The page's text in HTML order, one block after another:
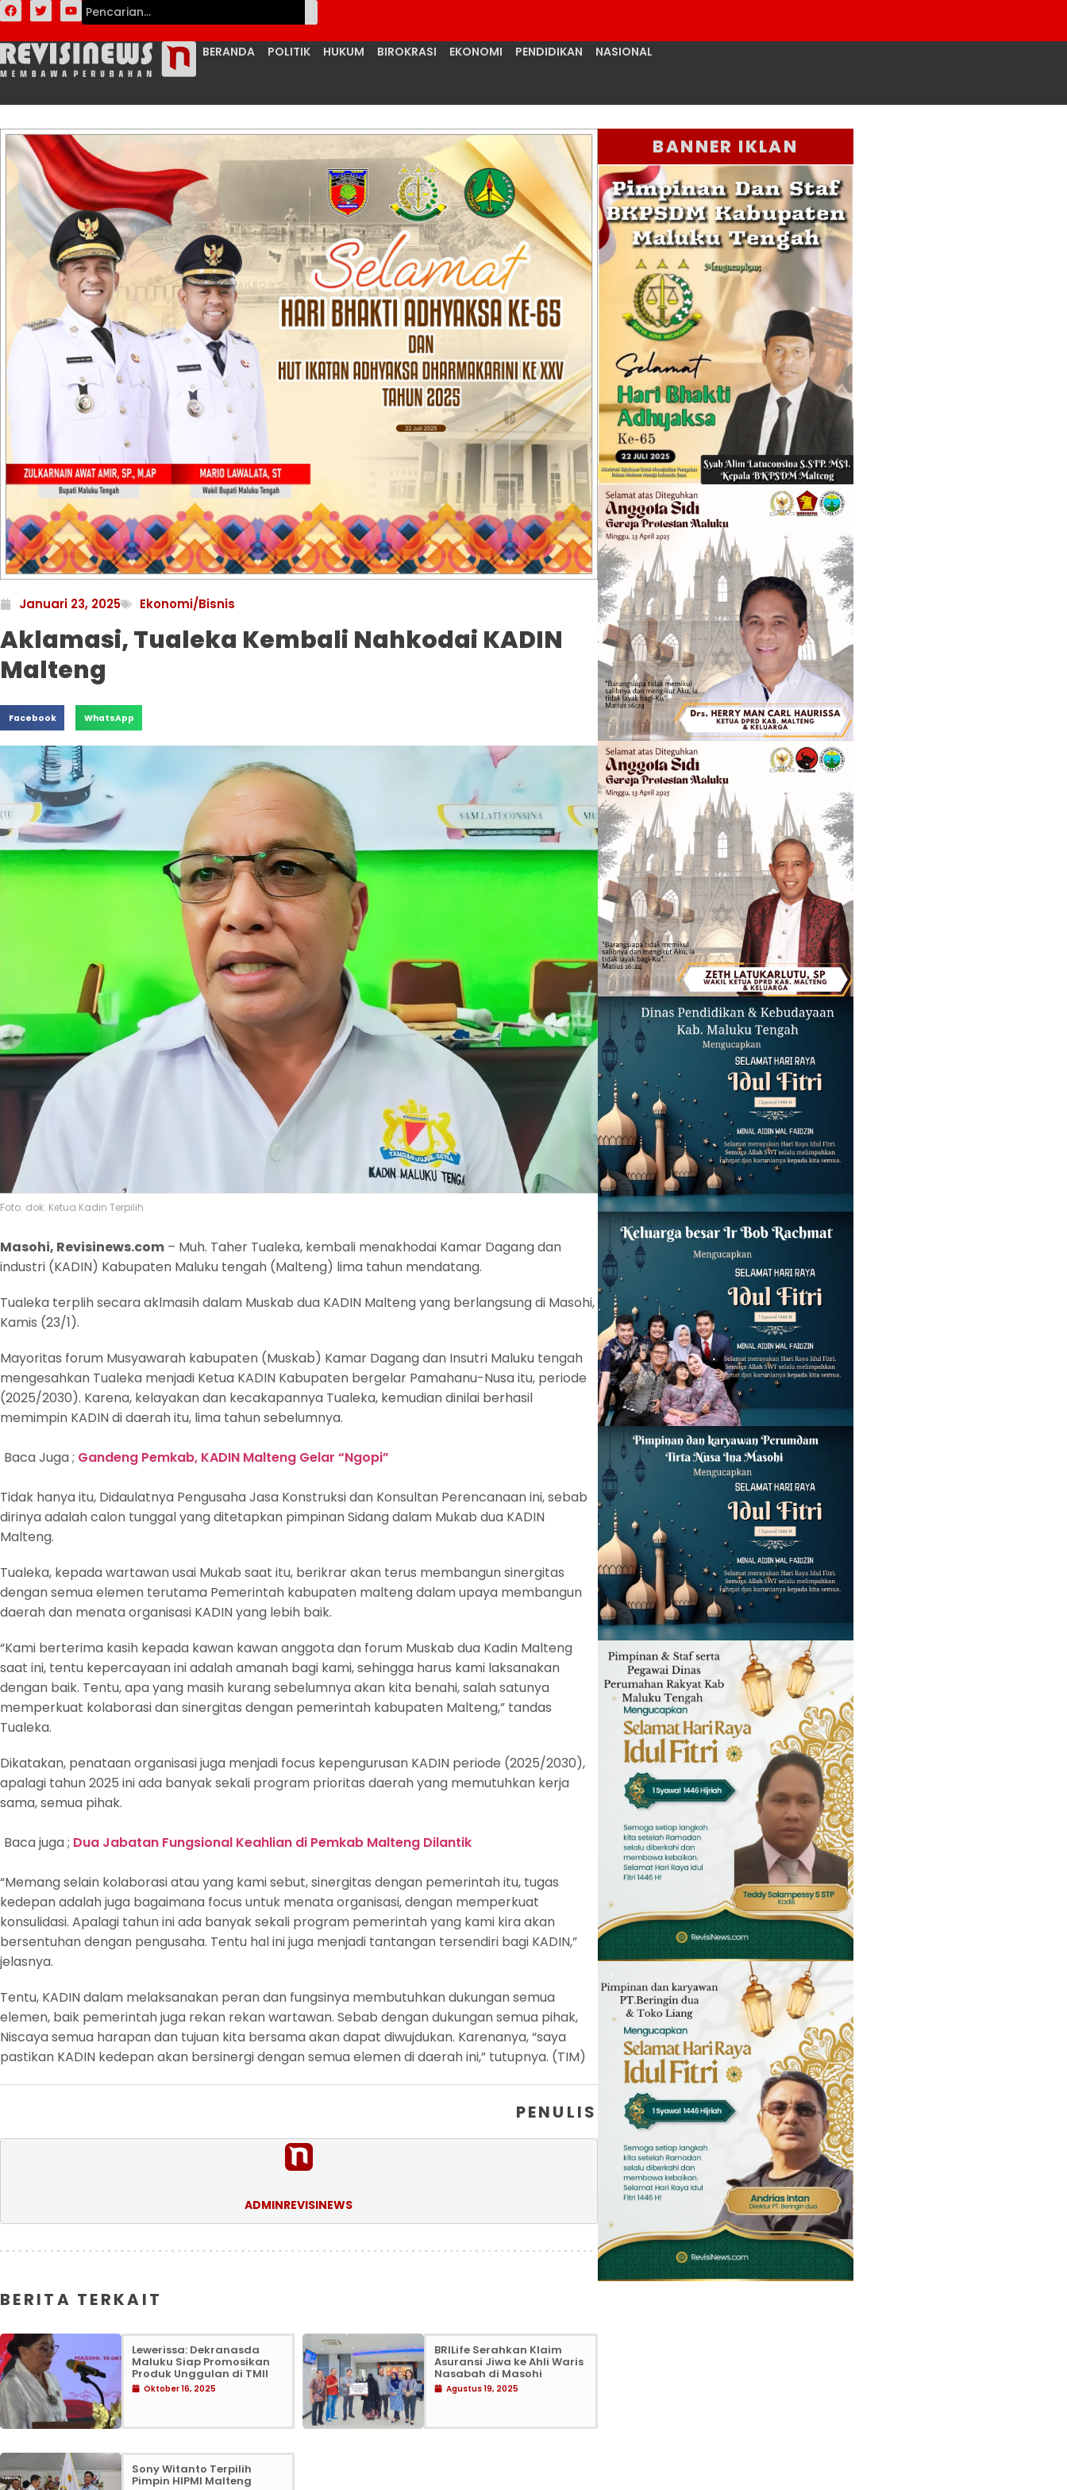
BERANDA POLITIK HUKUM BIROKRASI EKONOMI PENDIDIKAN NASIONAL
Januari 23, 2025 Ekonomi/Bisnis
Aklamasi, Tualeka Kembali Nahkodai KADIN
Malteng
Facebook WhatsApp
Foto. dok. Ketua Kadin Terpilih
Masohi, Revisinews.com – Muh. Taher Tualeka, kembali menakhodai Kamar Dagang dan
industri (KADIN) Kabupaten Maluku tengah (Malteng) lima tahun mendatang.
Tualeka terplih secara aklmasih dalam Muskab dua KADIN Malteng yang berlangsung di Masohi,
Kamis (23/1).
Mayoritas forum Musyawarah kabupaten (Muskab) Kamar Dagang dan Insutri Maluku tengah
mengesahkan Tualeka menjadi Ketua KADIN Kabupaten bergelar Pamahanu-Nusa itu, periode
(2025/2030). Karena, kelayakan dan kecakapannya Tualeka, kemudian dinilai berhasil
memimpin KADIN di daerah itu, lima tahun sebelumnya.
Baca Juga ; Gandeng Pemkab, KADIN Malteng Gelar “Ngopi”
Tidak hanya itu, Didaulatnya Pengusaha Jasa Konstruksi dan Konsultan Perencanaan ini, sebab
dirinya adalah calon tunggal yang ditetapkan pimpinan Sidang dalam Mukab dua KADIN
Malteng.
Tualeka, kepada wartawan usai Mukab saat itu, berikrar akan terus membangun sinergitas
dengan semua elemen terutama Pemerintah kabupaten malteng dalam upaya membangun
daerah dan menata organisasi KADIN yang lebih baik.
“Kami berterima kasih kepada kawan kawan anggota dan forum Muskab dua Kadin Malteng
saat ini, tentu kepercayaan ini adalah amanah bagi kami, sehingga harus kami laksanakan
dengan baik. Tentu, apa yang masih kurang sebelumnya akan kita benahi, salah satunya
memperkuat kolaborasi dan sinergitas dengan pemerintah kabupaten Malteng,” tandas
Tualeka.
Dikatakan, penataan organisasi juga menjadi focus kepengurusan KADIN periode (2025/2030),
apalagi tahun 2025 ini ada banyak sekali program prioritas daerah yang memutuhkan kerja
sama, semua pihak.
Baca juga ; Dua Jabatan Fungsional Keahlian di Pemkab Malteng Dilantik
“Memang selain kolaborasi atau yang kami sebut, sinergitas dengan pemerintah itu, tugas
kedepan adalah juga bagaimana focus untuk menata organisasi, dengan memperkuat
konsulidasi. Apalagi tahun ini ada banyak sekali program pemerintah yang kami kira akan
bersentuhan dengan pengusaha. Tentu hal ini juga menjadi tantangan tersendiri bagi KADIN,”
jelasnya.
Tentu, KADIN dalam melaksanakan peran dan fungsinya membutuhkan dukungan semua
elemen, baik pemerintah juga rekan rekan wartawan. Sebab dengan dukungan semua pihak,
Niscaya semua harapan dan tujuan kita bersama akan dapat diwujdukan. Karenanya, “saya
pastikan KADIN kedepan akan bersinergi dengan semua elemen di daerah ini,” tutupnya. (TIM)
PENULIS
ADMINREVISINEWS
BERITA TERKAIT
Lewerissa: Dekranasda
Maluku Siap Promosikan
Produk Unggulan di TMII
Oktober 16, 2025
BRILife Serahkan Klaim
Asuransi Jiwa ke Ahli Waris
Nasabah di Masohi
Agustus 19, 2025
Sony Witanto Terpilih
Pimpin HIPMI Malteng
BANNER IKLAN